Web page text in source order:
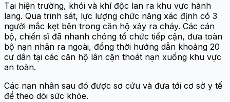
Tại hiện trường, khói và khí độc lan ra khu vực hành
lang. Qua trinh sát, lực lượng chức năng xác định có 3
người mắc kẹt bên trong căn hộ xảy ra cháy. Các cán
bộ, chiến sĩ đã nhanh chóng tổ chức tiếp cận, đưa toàn
bộ nạn nhân ra ngoài, đồng thời hướng dẫn khoảng 20
cư dân tại các căn hộ lân cận thoát nạn xuống khu vực
an toàn.
Các nạn nhân sau đó được sơ cứu và đưa tới cơ sở y tế
để theo dõi sức khỏe.